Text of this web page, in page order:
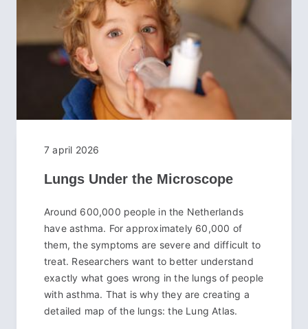
7 april 2026
Lungs Under the Microscope
Around 600,000 people in the Netherlands
have asthma. For approximately 60,000 of
them, the symptoms are severe and difficult to
treat. Researchers want to better understand
exactly what goes wrong in the lungs of people
with asthma. That is why they are creating a
detailed map of the lungs: the Lung Atlas.